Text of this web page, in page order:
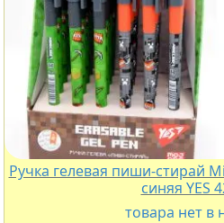
Ручка гелевая пиши-стирай
синяя YES
товара нет в